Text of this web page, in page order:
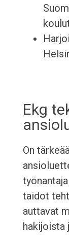
Ekg
On
taidot
auttavat
hakijoista